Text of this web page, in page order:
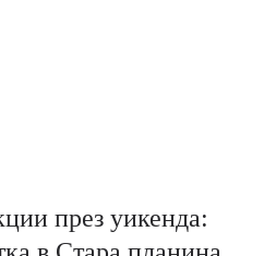
през уикенда: